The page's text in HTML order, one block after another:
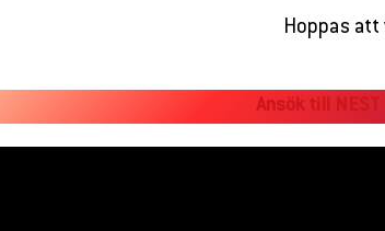
Hoppas att
Ansök till